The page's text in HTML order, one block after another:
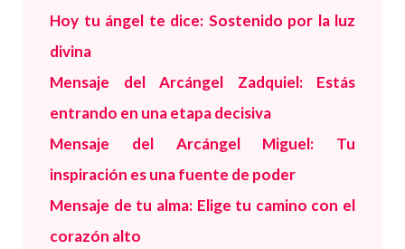
Hoy tu ángel te dice: Sostenido por la luz
divina
Mensaje del Arcángel Zadquiel: Estás
entrando en una etapa decisiva
Mensaje del Arcángel Miguel: Tu
inspiración es una fuente de poder
Mensaje de tu alma: Elige tu camino con el
corazón alto